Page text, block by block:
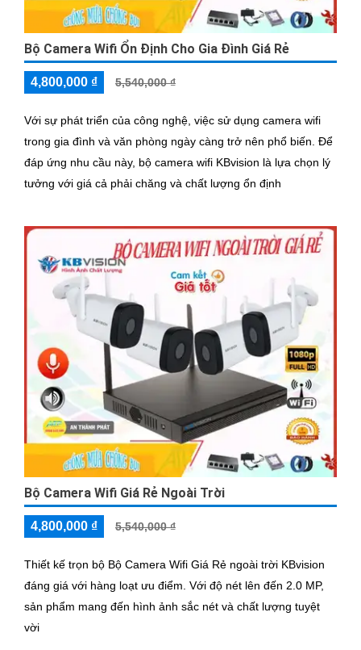
Bộ Camera Wifi Ổn Định Cho Gia Đình Giá Rẻ
4,800,000 ₫ 5,540,000 ₫
Với sự phát triển của công nghệ, việc sử dụng camera wifi
trong gia đình và văn phòng ngày càng trở nên phổ biến. Để
đáp ứng nhu cầu này, bộ camera wifi KBvision là lựa chọn lý
tưởng với giá cả phải chăng và chất lượng ổn định
Bộ Camera Wifi Giá Rẻ Ngoài Trời
4,800,000 ₫ 5,540,000 ₫
Thiết kế trọn bộ Bộ Camera Wifi Giá Rẻ ngoài trời KBvision
đáng giá với hàng loạt ưu điểm. Với độ nét lên đến 2.0 MP,
sản phẩm mang đến hình ảnh sắc nét và chất lượng tuyệt
vời